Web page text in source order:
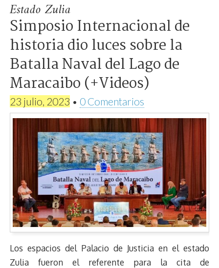
Estado Zulia
Simposio Internacional de
historia dio luces sobre la
Batalla Naval del Lago de
Maracaibo (+Videos)
23 julio, 2023 • 0 Comentarios
Los espacios del Palacio de Justicia en el estado
Zulia fueron el referente para la cita de